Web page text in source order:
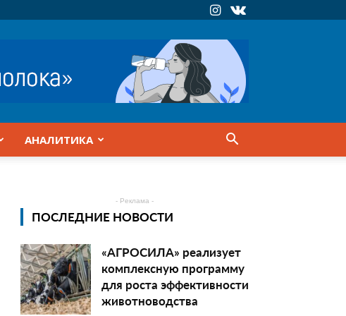
АНАЛИТИКА
- Реклама -
ПОСЛЕДНИЕ НОВОСТИ
«АГРОСИЛА» реализует
комплексную программу
для роста эффективности
животноводства